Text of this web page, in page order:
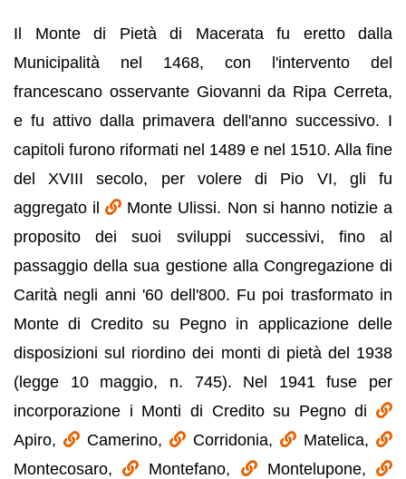
Il Monte di Pietà di Macerata fu eretto dalla
Municipalità nel 1468, con l'intervento del
francescano osservante Giovanni da Ripa Cerreta,
e fu attivo dalla primavera dell'anno successivo. I
capitoli furono riformati nel 1489 e nel 1510. Alla fine
del XVIII secolo, per volere di Pio VI, gli fu
aggregato il
Monte Ulissi. Non si hanno notizie a
proposito dei suoi sviluppi successivi, fino al
passaggio della sua gestione alla Congregazione di
Carità negli anni '60 dell'800. Fu poi trasformato in
Monte di Credito su Pegno in applicazione delle
disposizioni sul riordino dei monti di pietà del 1938
(legge 10 maggio, n. 745). Nel 1941 fuse per
incorporazione i Monti di Credito su Pegno di
Apiro,
Camerino, Corridonia,
Matelica,
Montecosaro,
Montefano,
Montelupone,